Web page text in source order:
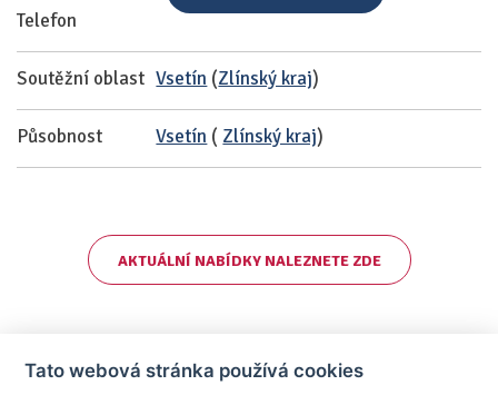
Telefon
Soutěžní oblast Vsetín (Zlínský kraj)
Působnost Vsetín ( Zlínský kraj)
AKTUÁLNÍ NABÍDKY NALEZNETE ZDE
Tato webová stránka používá cookies